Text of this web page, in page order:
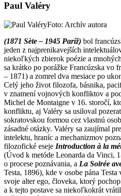
Paul Valéry
Foto: Archív autora
(1871 Sète – 1945 Paríž) bol
jeden z najprenikavejších
niekoľkých zbierok poézie a
sa krátko po porážke Francúzska vo
– 1871) a zomrel dva mesiace po
Celý jeho život filozofa, básnika,
v znamení vojnových konfliktov a
Michel de Montaigne v 16. storočí,
konfliktu, aj Valéry sa usiloval
sokratovskou formou cez vlastnú
zásadné otázky. Valéry sa zaujímal
intelektu, hraníc a mechanizmov
filozofické eseje Introduction à la
(Úvod k metóde Leonarda da Vinci,
o procese poznávania, a La Soirée
Testa, 1896), kde v osobe pána
svoje alter ego, človeka, ktorý
a k tejto postave sa niekoľkokrát